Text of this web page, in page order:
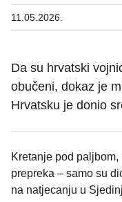
11.05.2026.
Da su hrvatski
obučeni, dokaz je
Hrvatsku je donio
Kretanje pod
prepreka – samo su
na natjecanju u